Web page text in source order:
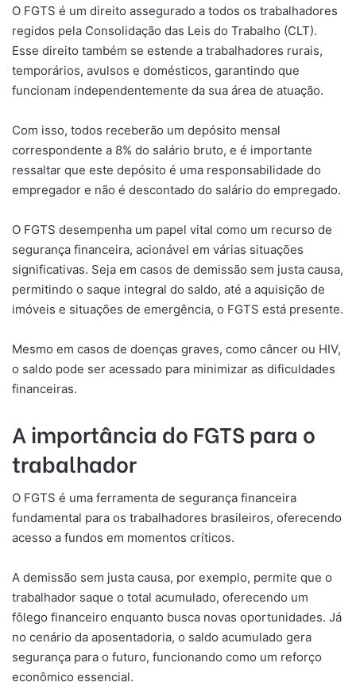
O FGTS é um direito assegurado a todos os trabalhadores
regidos pela Consolidação das Leis do Trabalho (CLT).
Esse direito também se estende a trabalhadores rurais,
temporários, avulsos e domésticos, garantindo que
funcionam independentemente da sua área de atuação.
Com isso, todos receberão um depósito mensal
correspondente a 8% do salário bruto, e é importante
ressaltar que este depósito é uma responsabilidade do
empregador e não é descontado do salário do empregado.
O FGTS desempenha um papel vital como um recurso de
segurança financeira, acionável em várias situações
significativas. Seja em casos de demissão sem justa causa,
permitindo o saque integral do saldo, até a aquisição de
imóveis e situações de emergência, o FGTS está presente.
Mesmo em casos de doenças graves, como câncer ou HIV,
o saldo pode ser acessado para minimizar as dificuldades
financeiras.
A importância do FGTS para o
trabalhador
O FGTS é uma ferramenta de segurança financeira
fundamental para os trabalhadores brasileiros, oferecendo
acesso a fundos em momentos críticos.
A demissão sem justa causa, por exemplo, permite que o
trabalhador saque o total acumulado, oferecendo um
fôlego financeiro enquanto busca novas oportunidades. Já
no cenário da aposentadoria, o saldo acumulado gera
segurança para o futuro, funcionando como um reforço
econômico essencial.